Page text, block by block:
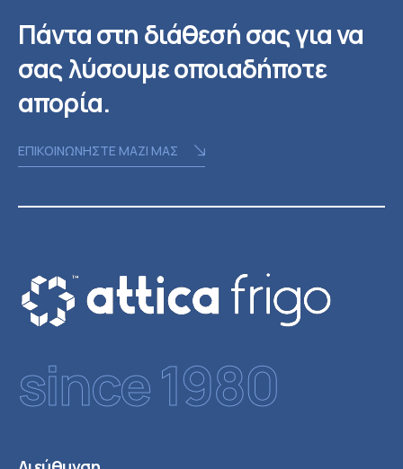
Πάντα στη διάθεσή σας για να
σας λύσουμε οποιαδήποτε
απορία.
ΕΠΙΚΟΙΝΩΝΗΣΤΕ ΜΑΖΙ ΜΑΣ
since 1980